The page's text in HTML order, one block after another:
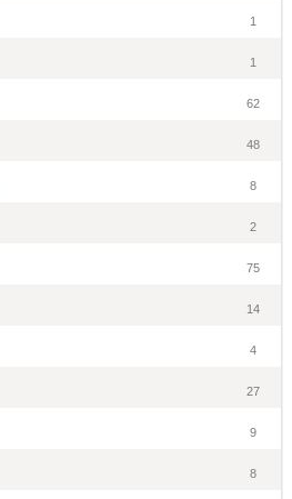
1
1
62
48
8
2
75
14
4
27
9
8